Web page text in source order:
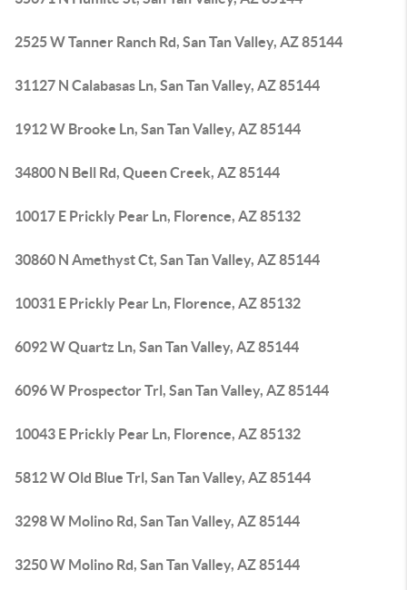
2525 W Tanner Ranch Rd, San Tan Valley, AZ 85144
31127 N Calabasas Ln, San Tan Valley, AZ 85144
1912 W Brooke Ln, San Tan Valley, AZ 85144
34800 N Bell Rd, Queen Creek, AZ 85144
10017 E Prickly Pear Ln, Florence, AZ 85132
30860 N Amethyst Ct, San Tan Valley, AZ 85144
10031 E Prickly Pear Ln, Florence, AZ 85132
6092 W Quartz Ln, San Tan Valley, AZ 85144
6096 W Prospector Trl, San Tan Valley, AZ 85144
10043 E Prickly Pear Ln, Florence, AZ 85132
5812 W Old Blue Trl, San Tan Valley, AZ 85144
3298 W Molino Rd, San Tan Valley, AZ 85144
3250 W Molino Rd, San Tan Valley, AZ 85144